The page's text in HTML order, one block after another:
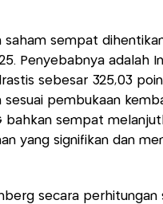
saham sempat
Penyebabnya adalah
sebesar 325,03
sesuai pembukaan
bahkan sempat
yang signifikan dan
secara